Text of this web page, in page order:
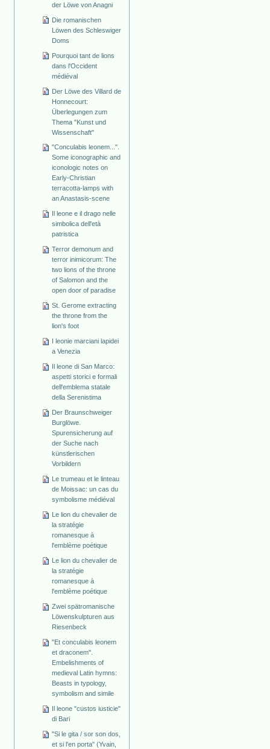
der Löwe von Anagni
Die romanischen
Löwen des Schleswiger
Doms
Pourquoi tant de lions
dans l'Occident
médiéval
Der Löwe des Villard de
Honnecourt:
Überlegungen zum
Thema "Kunst und
Wissenschaft"
"Conculabis leonem...".
Some iconographic and
iconologic notes on
Early-Christian
terracotta-lamps with
an Anastasis-scene
Il leone e il drago nelle
simbolica dell'età
patristica
Terror demonum and
terror inimicorum: The
two lions of the throne
of Salomon and the
open door of paradise
St. Gerome extracting
the throne from the
lion's foot
I leonie marciani lapidei
a Venezia
Il leone di San Marco:
aspetti storici e formali
dell'emblema statale
della Serenistima
Der Braunschweiger
Burglöwe.
Spurensicherung auf
der Suche nach
künstlerischen
Vorbildern
Le trumeau et le linteau
de Moissac: un cas du
symbolisme médiéval
Le lion du chevalier de
la stratégie
romanesque à
l'emblème poétique
Le lion du chevalier de
la stratégie
romanesque à
l'emblème poétique
Zwei spätromanische
Löwenskulpturen aus
Riesenbeck
"Et conculabis leonem
et draconem".
Embelishments of
medieval Latin hymns:
Beasts in typology,
symbolism and simile
Il leone "custos iusticie"
di Bari
"Si le gita / sor son dos,
et si l'en porta" (Yvain,